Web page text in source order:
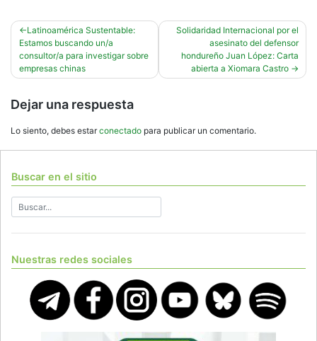
Navegación
de
entradas
Latinoamérica Sustentable:
Estamos buscando un/a
consultor/a para investigar sobre
empresas chinas
Solidaridad Internacional por el
asesinato del defensor
hondureño Juan López: Carta
abierta a Xiomara Castro
Dejar una respuesta
Lo siento, debes estarconectado para publicar un comentario.
Buscar en el sitio
Nuestras redes sociales